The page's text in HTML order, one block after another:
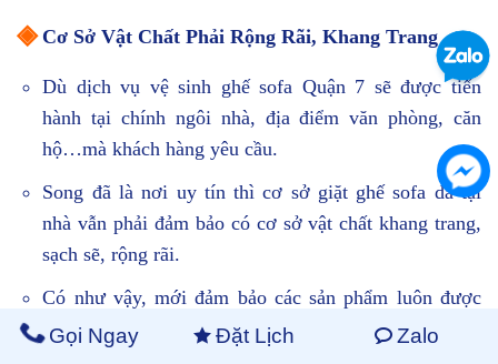
◈Cơ Sở Vật Chất Phải Rộng Rãi, Khang Trang
Dù dịch vụ vệ sinh ghế sofa Quận 7 sẽ được tiến
hành tại chính ngôi nhà, địa điểm văn phòng, căn
hộ…mà khách hàng yêu cầu.
Song đã là nơi uy tín thì cơ sở giặt ghế sofa da tại
nhà vẫn phải đảm bảo có cơ sở vật chất khang trang,
sạch sẽ, rộng rãi.
Có như vậy, mới đảm bảo các sản phẩm luôn được
đảm bảo vệ sinh thật tốt cũng như có đủ sức chứa các
Gọi Ngay Đặt Lịch Zalo